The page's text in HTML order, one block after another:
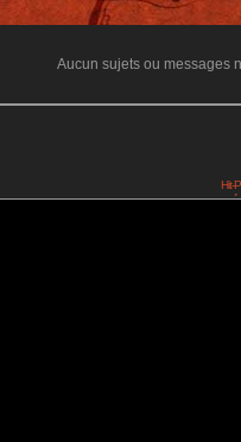
Aucun sujets ou messages